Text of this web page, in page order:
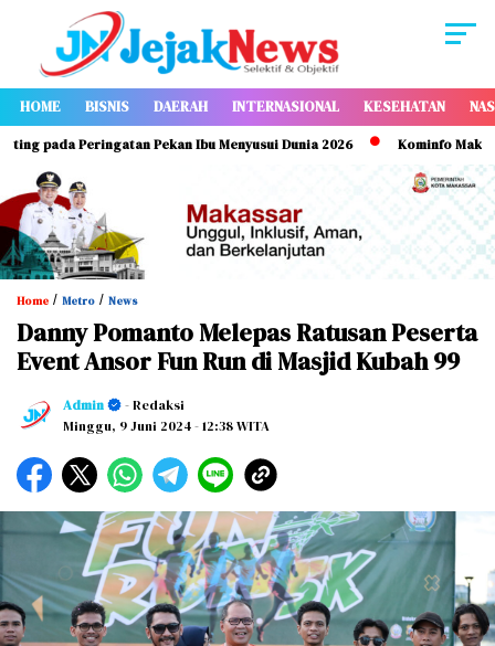
HOME BISNIS DAERAH INTERNASIONAL KESEHATAN
Peringatan Pekan Ibu Menyusui Dunia 2026 Kominfo Makassar
Home / Metro / News
Danny Pomanto Melepas Ratusan Peserta
Event Ansor Fun Run di Masjid Kubah 99
Admin
- Redaksi
Minggu, 9 Juni 2024- 12:38 WITA